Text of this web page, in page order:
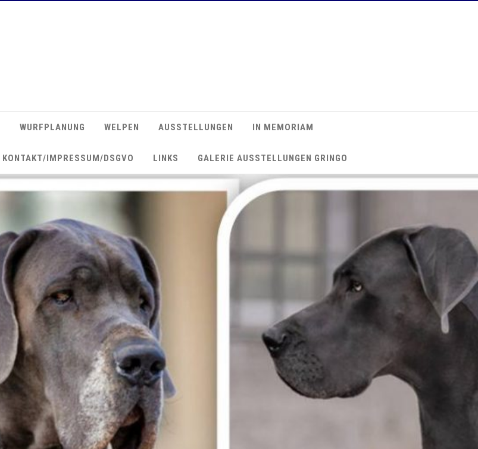
WURFPLANUNG WELPEN AUSSTELLUNGEN IN MEMORIAM
KONTAKT/IMPRESSUM/DSGVO LINKS GALERIE AUSSTELLUNGEN GRINGO